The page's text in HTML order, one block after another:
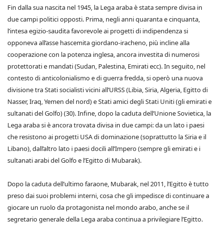
Fin dalla sua nascita nel 1945, la Lega araba è stata sempre divisa in
due campi politici opposti. Prima, negli anni quaranta e cinquanta,
l’intesa egizio-saudita favorevole ai progetti di indipendenza si
opponeva all’asse hascemita giordano-iracheno, più incline alla
cooperazione con la potenza inglesa, ancora investita di numerosi
protettorati e mandati (Sudan, Palestina, Emirati ecc). In seguito, nel
contesto di anticolonialismo e di guerra fredda, si operò una nuova
divisione tra Stati socialisti vicini all’URSS (Libia, Siria, Algeria, Egitto di
Nasser, Iraq, Yemen del nord) e Stati amici degli Stati Uniti (gli emirati e
sultanati del Golfo) (30). Infine, dopo la caduta dell’Unione Sovietica, la
Lega araba si è ancora trovata divisa in due campi: da un lato i paesi
che resistono ai progetti USA di dominazione (soprattutto la Siria e il
Libano), dall’altro lato i paesi docili all’Impero (sempre gli emirati e i
sultanati arabi del Golfo e l’Egitto di Mubarak).
Dopo la caduta dell’ultimo faraone, Mubarak, nel 2011, l’Egitto è tutto
preso dai suoi problemi interni, cosa che gli impedisce di continuare a
giocare un ruolo da protagonista nel mondo arabo, anche se il
segretario generale della Lega araba continua a privilegiare l’Egitto.